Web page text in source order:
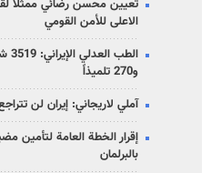
تعيين محسن رضائي ممثلا
الاعلى للأمن القومي
و270 تلميذاً
آملي لاريجاني: إيران لن
إقرار الخطة العامة لتأمين
بالبرلمان